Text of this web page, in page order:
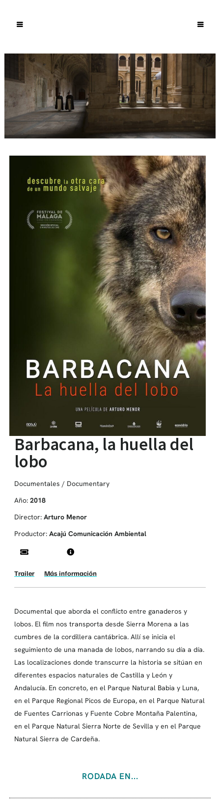
Barbacana, la huella del
lobo
Documentales / Documentary
Año: 2018
Director: Arturo Menor
Productor: Acajú Comunicación Ambiental
Trailer Más información
Documental que aborda el conflicto entre ganaderos y
lobos. El film nos transporta desde Sierra Morena a las
cumbres de la cordillera cantábrica. Allí se inicia el
seguimiento de una manada de lobos, narrando su día a día.
Las localizaciones donde transcurre la historia se sitúan en
diferentes espacios naturales de Castilla y León y
Andalucía. En concreto, en el Parque Natural Babia y Luna,
en el Parque Regional Picos de Europa, en el Parque Natural
de Fuentes Carrionas y Fuente Cobre Montaña Palentina,
en el Parque Natural Sierra Norte de Sevilla y en el Parque
Natural Sierra de Cardeña.
RODADA EN...